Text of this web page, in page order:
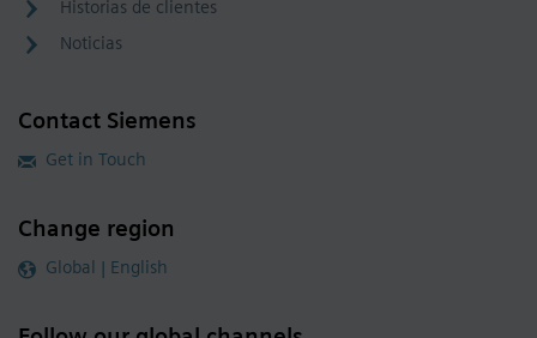
Historias de clientes
Noticias
Contact Siemens
Get in Touch
Change region
Global | English